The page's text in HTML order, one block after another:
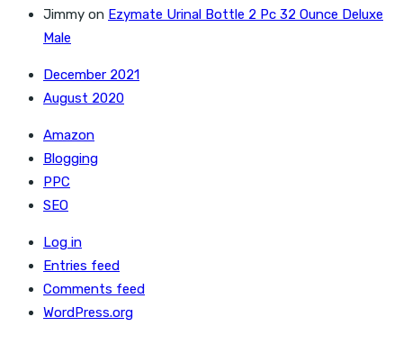
Jimmy on Ezymate Urinal Bottle 2 Pc 32 Ounce Deluxe
Male
December 2021
August 2020
Amazon
Blogging
PPC
SEO
Log in
Entries feed
Comments feed
WordPress.org